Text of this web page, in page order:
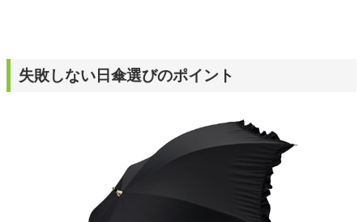
失敗しない日傘選びのポイント